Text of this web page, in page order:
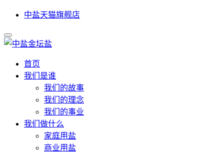
中盐天猫旗舰店
首页
我们是谁
我们的故事
我们的理念
我们的事业
我们做什么
家庭用盐
商业用盐